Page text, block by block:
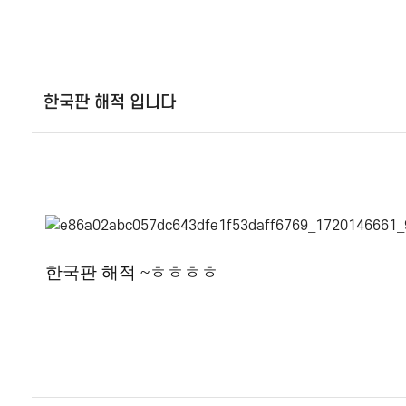
한국판 해적 입니다
한국판 해적 ~ㅎㅎㅎㅎ